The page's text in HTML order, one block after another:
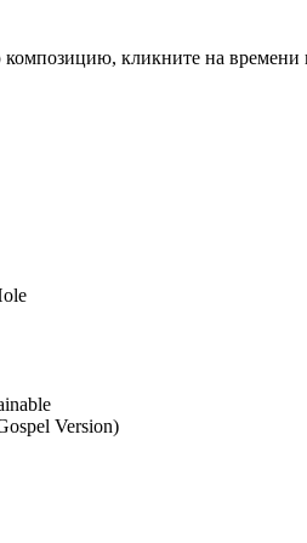
кликните на времени
Version)